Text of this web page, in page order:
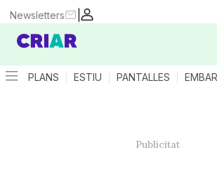
|
Newsletters
PLANS ESTIU PANTALLES